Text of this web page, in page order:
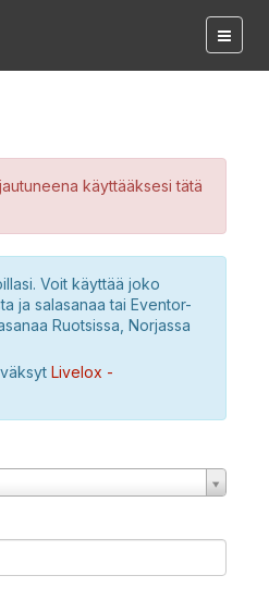
käyttääksesi tätä
Voit käyttää joko
ja salasanaa tai Eventor-
Ruotsissa, Norjassa
Livelox -